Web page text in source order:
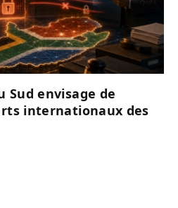
Sud envisage de
internationaux des